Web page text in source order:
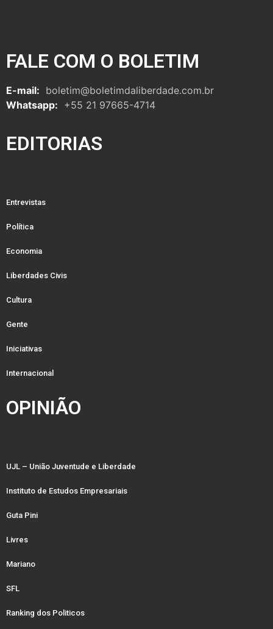
FALE COM O BOLETIM
E-mail: boletim@boletimdaliberdade.com.br
Whatsapp: +55 21 97665-4714
EDITORIAS
Entrevistas
Política
Economia
Liberdades Civis
Cultura
Gente
Iniciativas
Internacional
OPINIÃO
UJL – União Juventude e Liberdade
Instituto de Estudos Empresariais
Guta Pini
Livres
Mariano
SFL
Ranking dos Politicos